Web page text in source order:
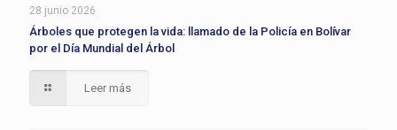
28 junio 2026
Árboles que protegen la vida: llamado de la Policía en Bolívar
por el Día Mundial del Árbol
Leer más